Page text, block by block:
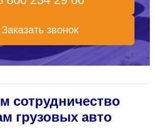
Заказать звонок
сотрудничество
грузовых авто